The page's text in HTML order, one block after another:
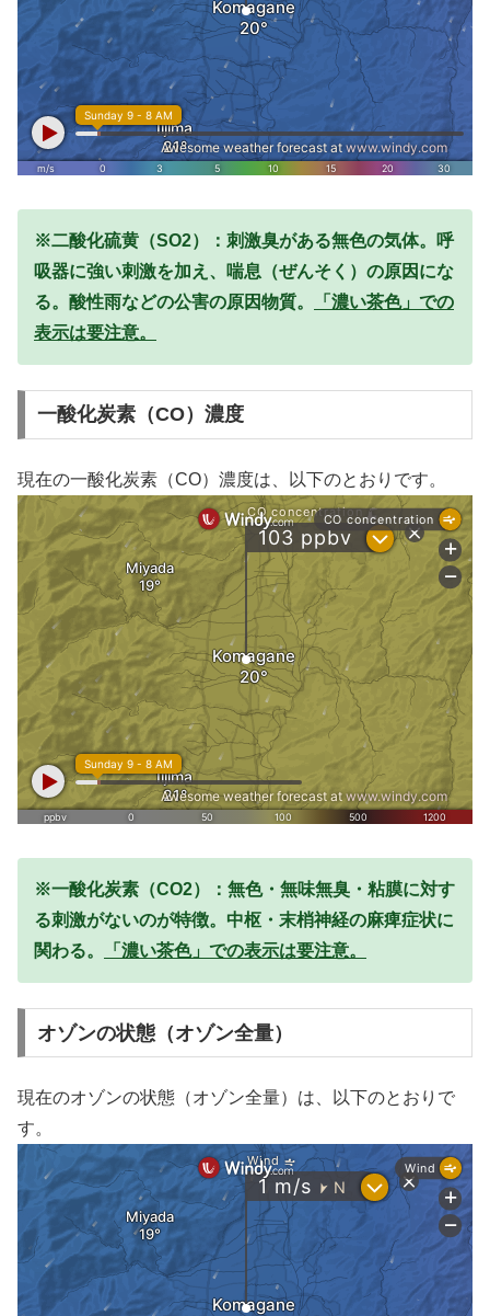
※二酸化硫黄（SO2）：刺激臭がある無色の気体。呼
吸器に強い刺激を加え、喘息（ぜんそく）の原因にな
る。酸性雨などの公害の原因物質。
「濃い茶色」での
表示は要注意。
一酸化炭素（CO）濃度
現在の一酸化炭素（CO）濃度は、以下のとおりです。
※一酸化炭素（CO2）：無色・無味無臭・粘膜に対す
る刺激がないのが特徴。中枢・末梢神経の麻痺症状に
関わる。
「濃い茶色」での表示は要注意。
オゾンの状態（オゾン全量）
現在のオゾンの状態（オゾン全量）は、以下のとおりで
す。